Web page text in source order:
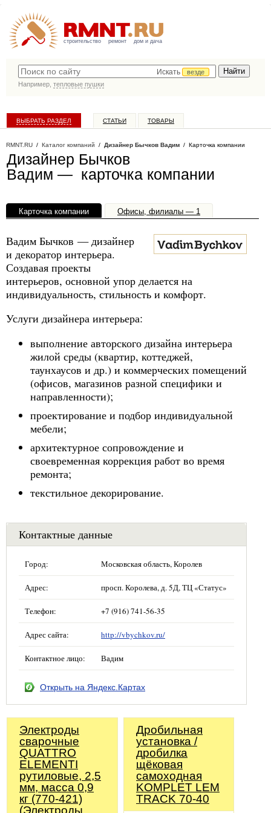
строительство ремонт дом и дача
Искать
везде
Например, тепловые пушки
ВЫБРАТЬ РАЗДЕЛ СТАТЬИ ТОВАРЫ
RMNT.RU / Каталог компаний / Дизайнер Бычков Вадим / Карточка компании
Дизайнер Бычков
Вадим — карточка компании
Карточка компании Офисы, филиалы — 1
Вадим Бычков — дизайнер
и декоратор интерьера.
Создавая проекты
интерьеров, основной упор делается на
индивидуальность, стильность и комфорт.
Услуги дизайнера интерьера:
выполнение авторского дизайна интерьера
жилой среды (квартир, коттеджей,
таунхаусов и др.) и коммерческих помещений
(офисов, магазинов разной специфики и
направленности);
проектирование и подбор индивидуальной
мебели;
архитектурное сопровождение и
своевременная коррекция работ во время
ремонта;
текстильное декорирование.
Контактные данные
Город: Московская область, Королев
Адрес: просп. Королева, д. 5Д, ТЦ «Статус»
Телефон: +7 (916) 741-56-35
Адрес сайта: http://vbychkov.ru/
Контактное лицо: Вадим
Открыть на Яндекс.Картах
Электроды
сварочные
QUATTRO
ELEMENTI
рутиловые, 2,5
мм, масса 0,9
кг (770-421)
(Электроды
Дробильная
установка /
дробилка
щёковая
самоходная
KOMPLET LEM
TRACK 70-40